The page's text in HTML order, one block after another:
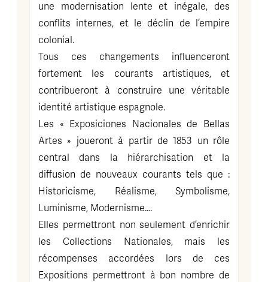
une modernisation lente et inégale, des
conflits internes, et le déclin de l’empire
colonial.
Tous ces changements influenceront
fortement les courants artistiques, et
contribueront à construire une véritable
identité artistique espagnole.
Les « Exposiciones Nacionales de Bellas
Artes » joueront à partir de 1853 un rôle
central dans la hiérarchisation et la
diffusion de nouveaux courants tels que :
Historicisme, Réalisme, Symbolisme,
Luminisme, Modernisme….
Elles permettront non seulement d’enrichir
les Collections Nationales, mais les
récompenses accordées lors de ces
Expositions permettront à bon nombre de